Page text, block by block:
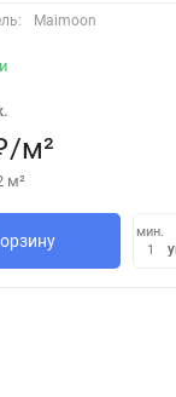
Maimoon
/м²
м²
мин.
1